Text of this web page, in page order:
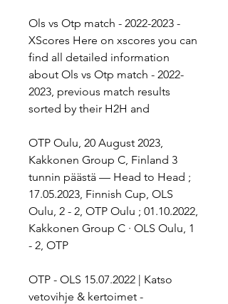
Ols vs Otp match - 2022-2023 -
XScores Here on xscores you can
find all detailed information
about Ols vs Otp match - 2022-
2023, previous match results
sorted by their H2H and
OTP Oulu, 20 August 2023,
Kakkonen Group C, Finland 3
tunnin päästä — Head to Head ;
17.05.2023, Finnish Cup, OLS
Oulu, 2 - 2, OTP Oulu ; 01.10.2022,
Kakkonen Group C · OLS Oulu, 1
- 2, OTP
OTP - OLS 15.07.2022 | Katso
vetovihje & kertoimet -